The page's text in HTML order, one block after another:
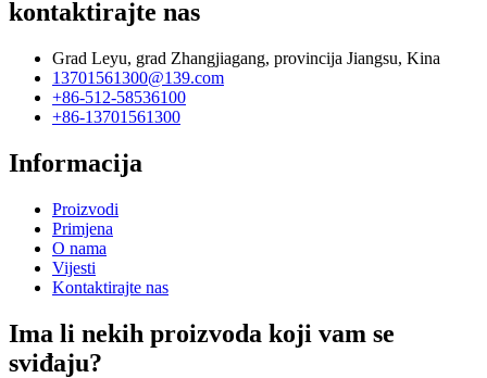
kontaktirajte nas
Grad Leyu, grad Zhangjiagang, provincija Jiangsu, Kina
13701561300@139.com
+86-512-58536100
+86-13701561300
Informacija
Proizvodi
Primjena
O nama
Vijesti
Kontaktirajte nas
Ima li nekih proizvoda koji vam se
sviđaju?